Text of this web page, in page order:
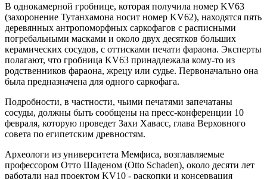
В однокамерной гробнице, которая получила номер KV63
(захоронение Тутанхамона носит номер KV62), находятся пять
деревянных антропоморфных саркофагов с расписными
погребальными масками и около двух десятков больших
керамических сосудов, с оттисками печати фараона. Эксперты
полагают, что гробница KV63 принадлежала кому-то из
родственников фараона, жрецу или судье. Первоначально она
была предназначена для одного саркофага.
Подробности, в частности, чьими печатями запечатаны
сосуды, должны быть сообщены на пресс-конференции 10
февраля, которую проведет Захи Хавасс, глава Верховного
совета по египетским древностям.
Археологи из университета Мемфиса, возглавляемые
профессором Отто Шаденом (Otto Schaden), около десяти лет
работали над проектом KV10 - раскопки и консервация